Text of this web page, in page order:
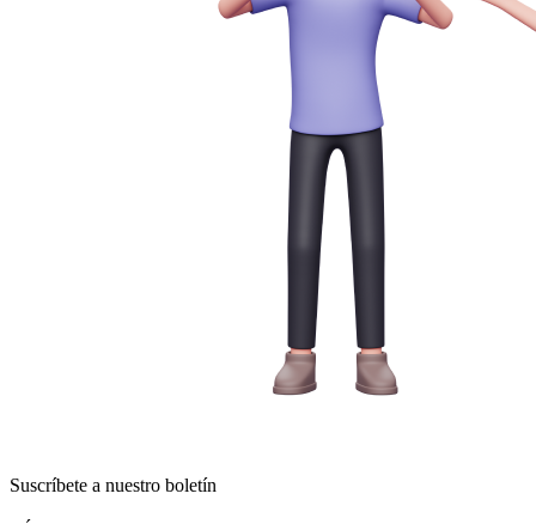
Suscríbete a nuestro boletín